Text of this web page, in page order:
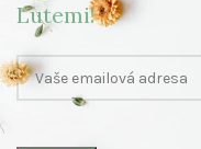
Lutemi!